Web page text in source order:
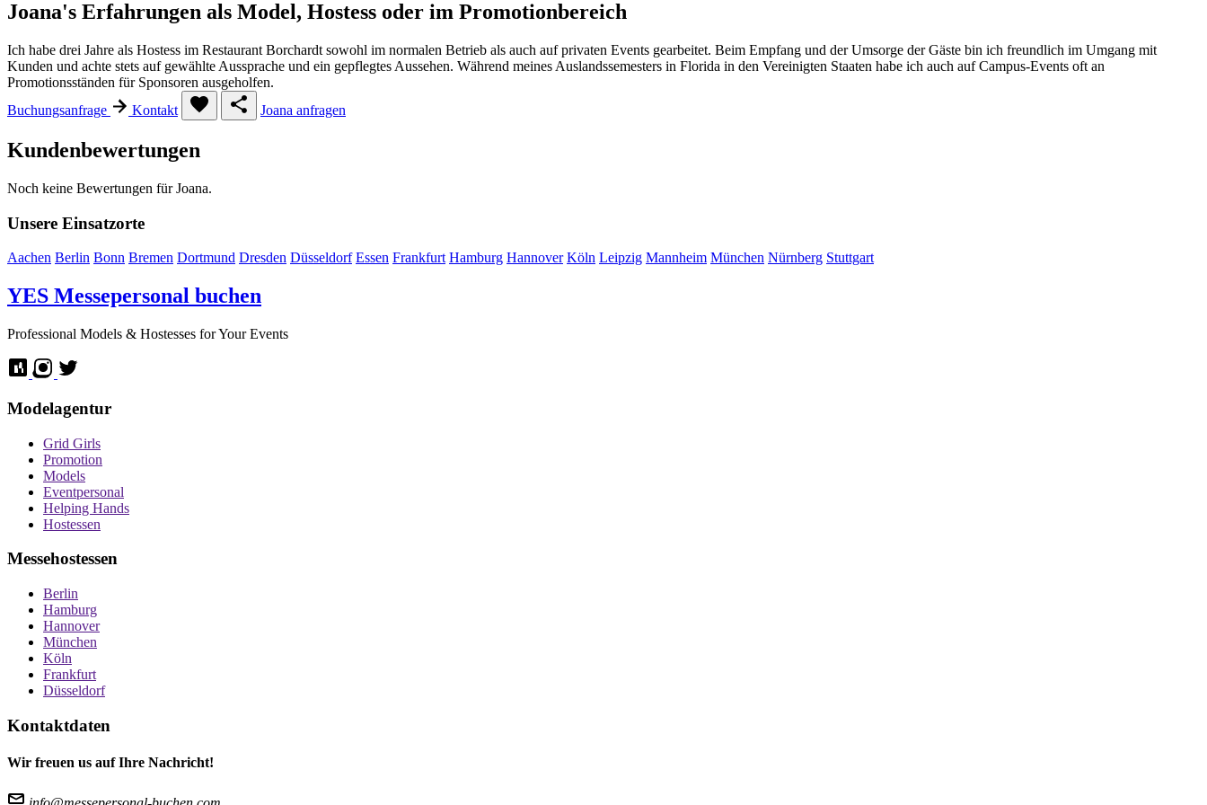
Joana's Erfahrungen als Model, Hostess oder im Promotionbereich
Ich habe drei Jahre als Hostess im Restaurant Borchardt sowohl im normalen Betrieb als auch auf privaten Events gearbeitet. Beim Empfang und der Umsorge der Gäste bin ich freundlich im Umgang mit
Kunden und achte stets auf gewählte Aussprache und ein gepflegtes Aussehen. Während meines Auslandssemesters in Florida in den Vereinigten Staaten habe ich auch auf Campus-Events oft an
Promotionsständen für Sponsoren ausgeholfen.
Buchungsanfrage
Kontakt Joana anfragen
Kundenbewertungen
Noch keine Bewertungen für Joana.
Unsere Einsatzorte
Aachen Berlin Bonn Bremen Dortmund Dresden Düsseldorf Essen Frankfurt Hamburg Hannover Köln Leipzig Mannheim München Nürnberg Stuttgart
YES Messepersonal buchen
Professional Models & Hostesses for Your Events
Modelagentur
Grid Girls
Promotion
Models
Eventpersonal
Helping Hands
Hostessen
Messehostessen
Berlin
Hamburg
Hannover
München
Köln
Frankfurt
Düsseldorf
Kontaktdaten
Wir freuen us auf Ihre Nachricht!